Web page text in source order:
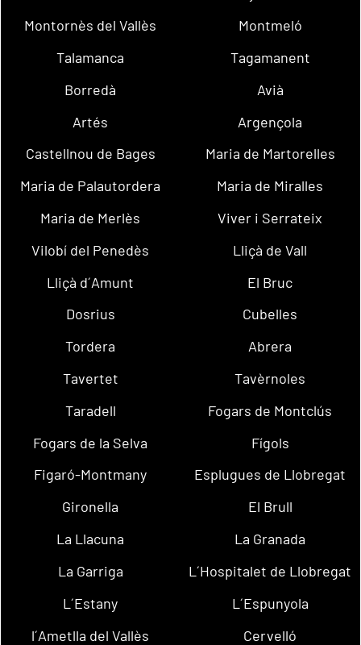
Montornès del Vallès
Montmeló
Talamanca
Tagamanent
Borredà
Avià
Artés
Argençola
Castellnou de Bages
Maria de Martorelles
Maria de Palautordera
Maria de Miralles
Maria de Merlès
Viver i Serrateix
Vilobí del Penedès
Lliçà de Vall
Lliçà d´Amunt
El Bruc
Dosrius
Cubelles
Tordera
Abrera
Tavertet
Tavèrnoles
Taradell
Fogars de Montclús
Fogars de la Selva
Fígols
Figaró-Montmany
Esplugues de Llobregat
Gironella
El Brull
La Llacuna
La Granada
La Garriga
L´Hospitalet de Llobregat
L´Estany
L´Espunyola
l´Ametlla del Vallès
Cervelló